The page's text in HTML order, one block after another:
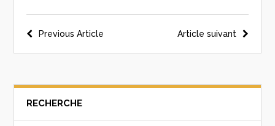
Article suivant
Previous Article
RECHERCHE